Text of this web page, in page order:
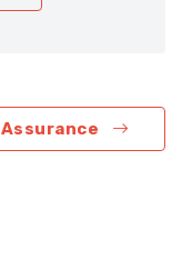
Assurance